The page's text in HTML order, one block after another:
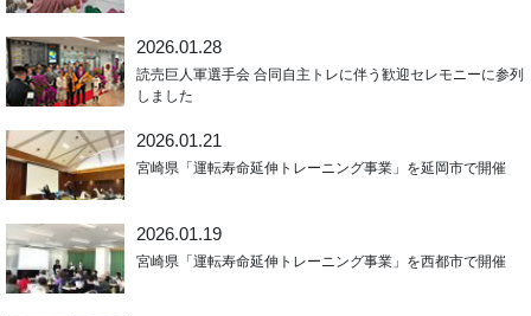
2026.01.28
読売巨人軍選手会 合同自主トレに伴う歓迎セレモニーに参列
しました
2026.01.21
宮崎県「運転寿命延伸トレーニング事業」を延岡市で開催
2026.01.19
宮崎県「運転寿命延伸トレーニング事業」を西都市で開催